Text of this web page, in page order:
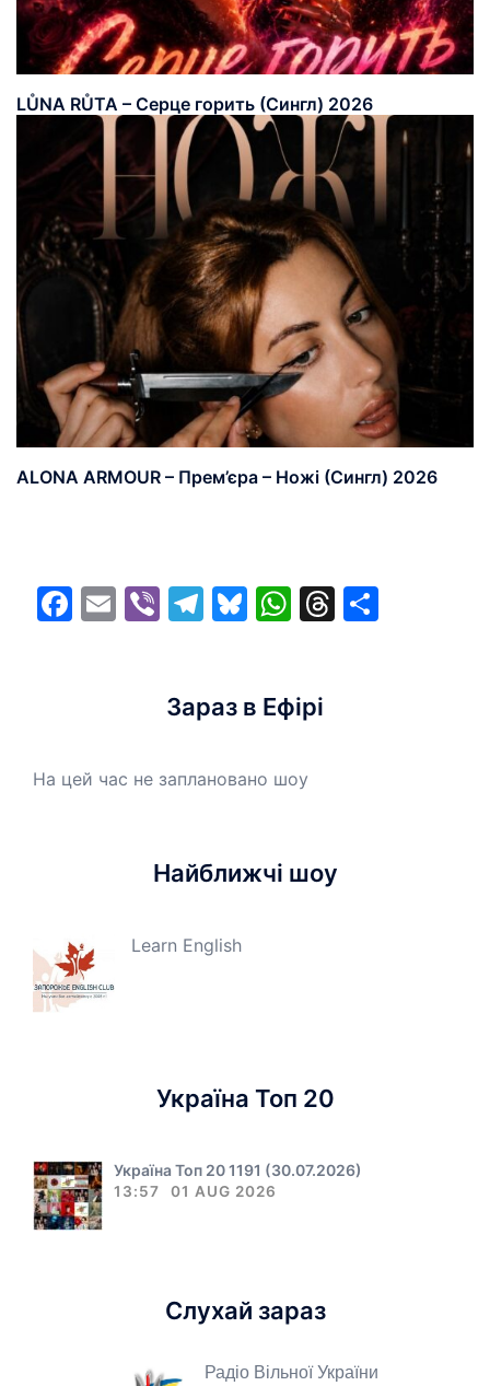
LŮNA RŮTA – Серце горить (Сингл) 2026
ALONA ARMOUR – Прем’єра – Ножі (Сингл) 2026
Facebook
EmailViberTelegram
Bluesky
WhatsApp
Threads
Зараз в Ефірі
На цей час не заплановано шоу
Найближчі шоу
Learn English
Україна Топ 20
Україна Топ 20 1191 (30.07.2026)
13:57 01 AUG 2026
Слухай зараз
Радіо Вільної України